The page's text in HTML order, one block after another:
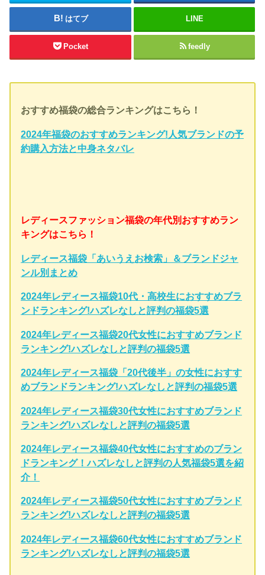
はてブ LINE
Pocket feedly
おすすめ福袋の総合ランキングはこちら！
2024年福袋のおすすめランキング!人気ブランドの予
約購入方法と中身ネタバレ
レディースファッション福袋の年代別おすすめラン
キングはこちら！
レディース福袋「あいうえお検索」＆ブランドジャ
ンル別まとめ
2024年レディース福袋10代・高校生におすすめブラ
ンドランキング!ハズレなしと評判の福袋5選
2024年レディース福袋20代女性におすすめブランド
ランキング!ハズレなしと評判の福袋5選
2024年レディース福袋「20代後半」の女性におすす
めブランドランキング!ハズレなしと評判の福袋5選
2024年レディース福袋30代女性におすすめブランド
ランキング!ハズレなしと評判の福袋5選
2024年レディース福袋40代女性におすすめのブラン
ドランキング！ハズレなしと評判の人気福袋5選を紹
介！
2024年レディース福袋50代女性におすすめブランド
ランキング!ハズレなしと評判の福袋5選
2024年レディース福袋60代女性におすすめブランド
ランキング!ハズレなしと評判の福袋5選